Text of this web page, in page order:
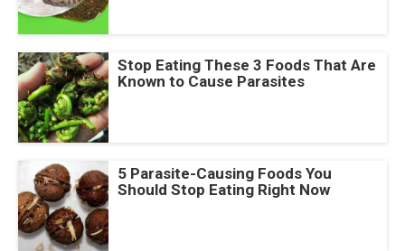
Stop Eating These 3 Foods That Are
Known to Cause Parasites
5 Parasite-Causing Foods You
Should Stop Eating Right Now